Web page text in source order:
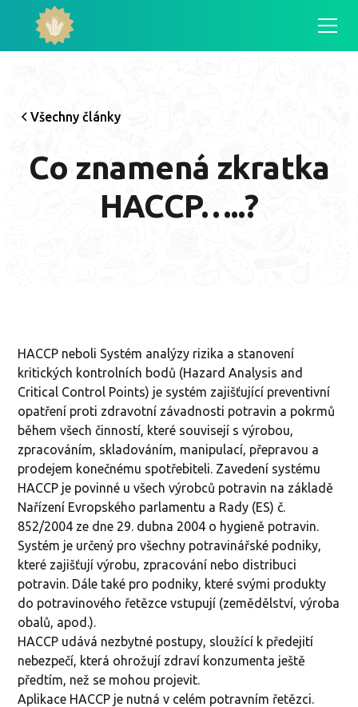
Všechny články
Co znamená zkratka
HACCP…..?
HACCP neboli Systém analýzy rizika a stanovení
kritických kontrolních bodů (Hazard Analysis and
Critical Control Points) je systém zajišťující preventivní
opatření proti zdravotní závadnosti potravin a pokrmů
během všech činností, které souvisejí s výrobou,
zpracováním, skladováním, manipulací, přepravou a
prodejem konečnému spotřebiteli. Zavedení systému
HACCP je povinné u všech výrobců potravin na základě
Nařízení Evropského parlamentu a Rady (ES) č.
852/2004 ze dne 29. dubna 2004 o hygieně potravin.
Systém je určený pro všechny potravinářské podniky,
které zajišťují výrobu, zpracování nebo distribuci
potravin. Dále také pro podniky, které svými produkty
do potravinového řetězce vstupují (zemědělství, výroba
obalů, apod.).
HACCP udává nezbytné postupy, sloužící k předejití
nebezpečí, která ohrožují zdraví konzumenta ještě
předtím, než se mohou projevit.
Aplikace HACCP je nutná v celém potravním řetězci.